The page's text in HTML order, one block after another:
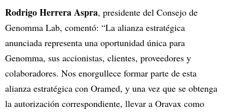
Rodrigo Herrera Aspra, presidente del Consejo de
Genomma Lab, comentó: “La alianza estratégica
anunciada representa una oportunidad única para
Genomma, sus accionistas, clientes, proveedores y
colaboradores. Nos enorgullece formar parte de esta
alianza estratégica con Oramed, y una vez que se obtenga
la autorización correspondiente, llevar a Oravax como